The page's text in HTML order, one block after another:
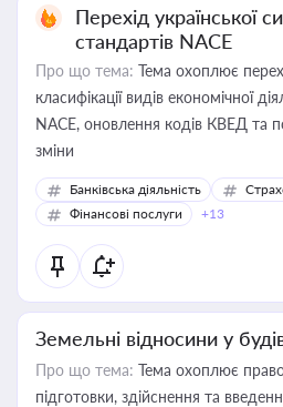
Перехід української
стандартів NACE
Про що тема: Тема охоплює
класифікації видів економічної
NACE, оновлення кодів КВЕД та
зміни
Банківська діяльність
Фінансові послуги
+13
Земельні відносини у
Про що тема: Тема охоплює
підготовки, здійснення та